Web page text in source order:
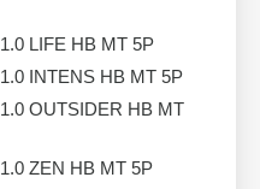
1.0 LIFE HB MT 5P
1.0 INTENS HB MT 5P
1.0 OUTSIDER HB MT
1.0 ZEN HB MT 5P